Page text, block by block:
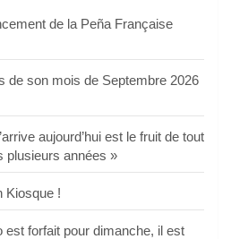
de la Peña Française
de son mois de Septembre 2026
aujourd’hui est le fruit de tout
plusieurs années »
Kiosque !
est forfait pour dimanche, il est